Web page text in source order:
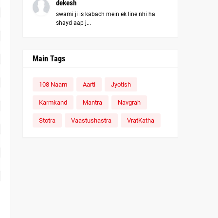
dekesh
swami ji is kabach mein ek line nhi ha
shayd aap j...
Main Tags
108 Naam Aarti Jyotish
Karmkand Mantra Navgrah
Stotra Vaastushastra VratKatha